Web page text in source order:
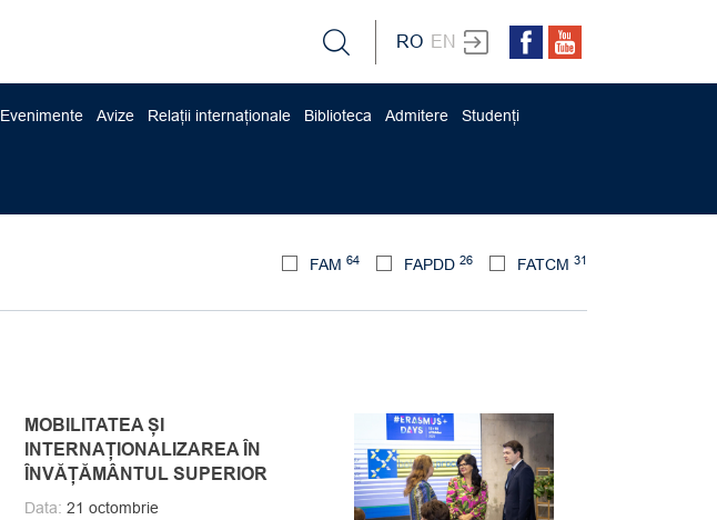
RO EN
Evenimente Avize Relații internaționale Biblioteca Admitere Studenți
FAM 64 FAPDD 26 FATCM 31
MOBILITATEA ȘI
INTERNAȚIONALIZAREA ÎN
ÎNVĂȚĂMÂNTUL SUPERIOR
Data: 21 octombrie